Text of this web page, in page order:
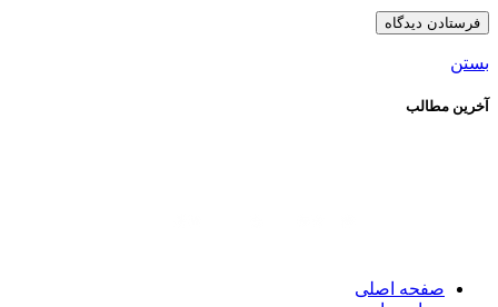
بستن
آخرین مطالب
صفحه اصلی